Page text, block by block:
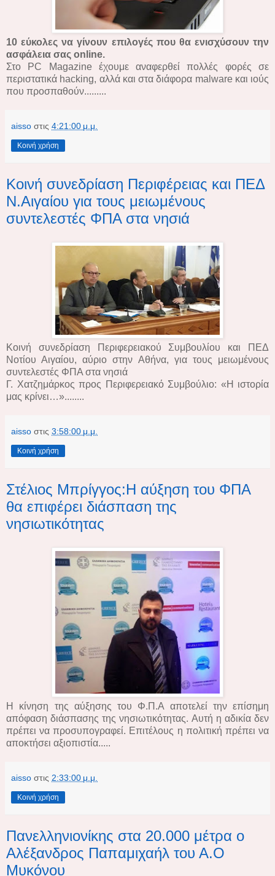
10 εύκολες να γίνουν επιλογές που θα ενισχύσουν την
ασφάλεια σας online.
Στο PC Magazine έχουμε αναφερθεί πολλές φορές σε
περιστατικά hacking, αλλά και στα διάφορα malware και ιούς
που προσπαθούν.........
aisso στις 4:21:00 μ.μ.
Κοινή χρήση
Κοινή συνεδρίαση Περιφέρειας και ΠΕΔ
Ν.Αιγαίου για τους μειωμένους
συντελεστές ΦΠΑ στα νησιά
Κοινή συνεδρίαση Περιφερειακού Συμβουλίου και ΠΕΔ
Νοτίου Αιγαίου, αύριο στην Αθήνα, για τους μειωμένους
συντελεστές ΦΠΑ στα νησιά
Γ. Χατζημάρκος προς Περιφερειακό Συμβούλιο: «Η ιστορία
μας κρίνει…»........
aisso στις 3:58:00 μ.μ.
Κοινή χρήση
Στέλιος Μπρίγγος:Η αύξηση του ΦΠΑ
θα επιφέρει διάσπαση της
νησιωτικότητας
Η κίνηση της αύξησης του Φ.Π.Α αποτελεί την επίσημη
απόφαση διάσπασης της νησιωτικότητας. Αυτή η αδικία δεν
πρέπει να προσυπογραφεί. Επιτέλους η πολιτική πρέπει να
αποκτήσει αξιοπιστία.....
aisso στις 2:33:00 μ.μ.
Κοινή χρήση
Πανελληνιονίκης στα 20.000 μέτρα ο
Αλέξανδρος Παπαμιχαήλ του Α.Ο
Μυκόνου